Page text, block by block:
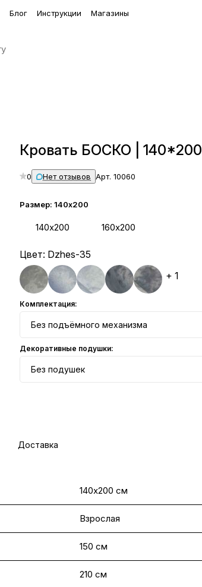
Блог Инструкции Магазины
Кровать БОСКО | 140*200
0 Нет отзывов Арт.10060
Размер:140х200
140х200 160х200
Цвет: Dzhes-35
+ 1
Комплектация:
Без подъёмного механизма
Декоративные подушки:
Без подушек
Доставка
140х200 см
Взрослая
150 см
210 см